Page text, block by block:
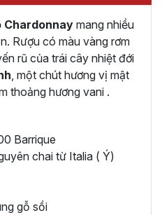
Chardonnay mang nhiều
Rượu có màu vàng rơm
rũ của trái cây nhiệt đới
, một chút hương vị mật
thoảng hương vani .
Barrique
chai từ Italia ( Ý)
gỗ sồi